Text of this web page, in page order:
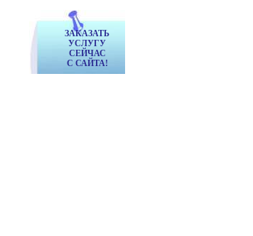
ЗАКАЗАТЬ
УСЛУГУ
СЕЙЧАС
С САЙТА!